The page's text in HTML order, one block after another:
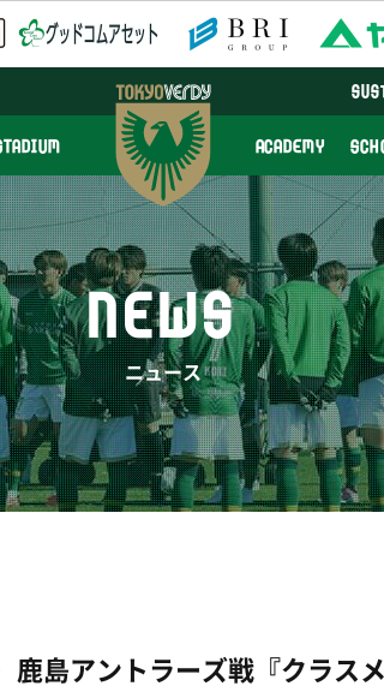
ACADEMY
NEWS
ニュース
鹿島アントラーズ戦『クラス